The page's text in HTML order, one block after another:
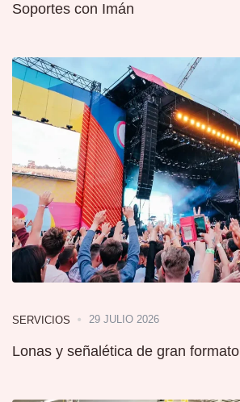
Soportes con Imán
SERVICIOS 29 JULIO 2026
Lonas y señalética de gran formato